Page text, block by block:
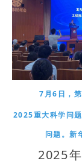
7月6日，
2025重大科学问
问题。新
2025年